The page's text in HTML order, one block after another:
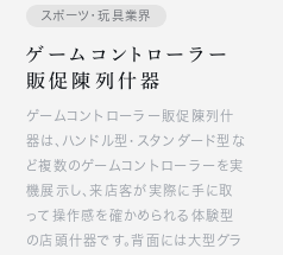
スポーツ・玩具業界
ゲームコントローラー
販促陳列什器
ゲームコントローラー販促陳列什
器は、ハンドル型・スタンダード型な
ど複数のゲームコントローラーを実
機展示し、来店客が実際に手に取
って操作感を確かめられる体験型
の店頭什器です。背面には大型グラ